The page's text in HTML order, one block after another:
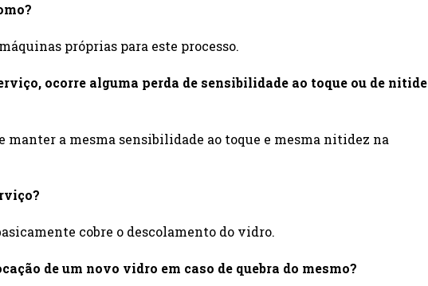
próprias para este processo.
ocorre alguma perda de sensibilidade ao toque ou de
manter a mesma sensibilidade ao toque e mesma nitidez na
cobre o descolamento do vidro.
de um novo vidro em caso de quebra do mesmo?